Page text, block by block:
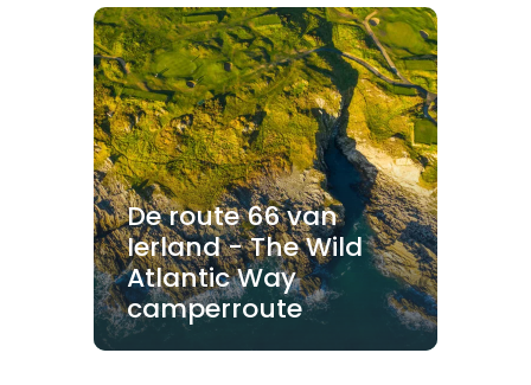
De route 66 van
Ierland - The Wild
Atlantic Way
camperroute